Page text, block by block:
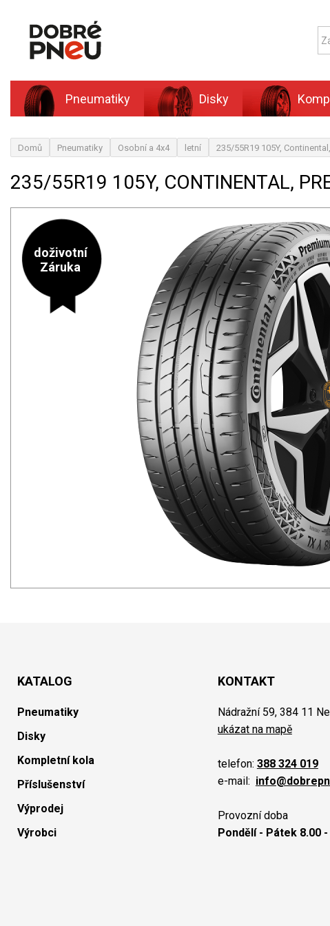
Pneumatiky Disky
Domů Pneumatiky Osobní a 4x4 letní 235/55R19 105Y,
235/55R19 105Y, CONTINENTAL,
doživotní
Záruka
KATALOG
Pneumatiky
Disky
Kompletní kola
Příslušenství
Výprodej
Výrobci
KONTAKT
Nádražní 59, 384 11
ukázat na mapě
telefon: 388 324 019
e-mail:
Provozní doba
Pondělí - Pátek 8.00 -